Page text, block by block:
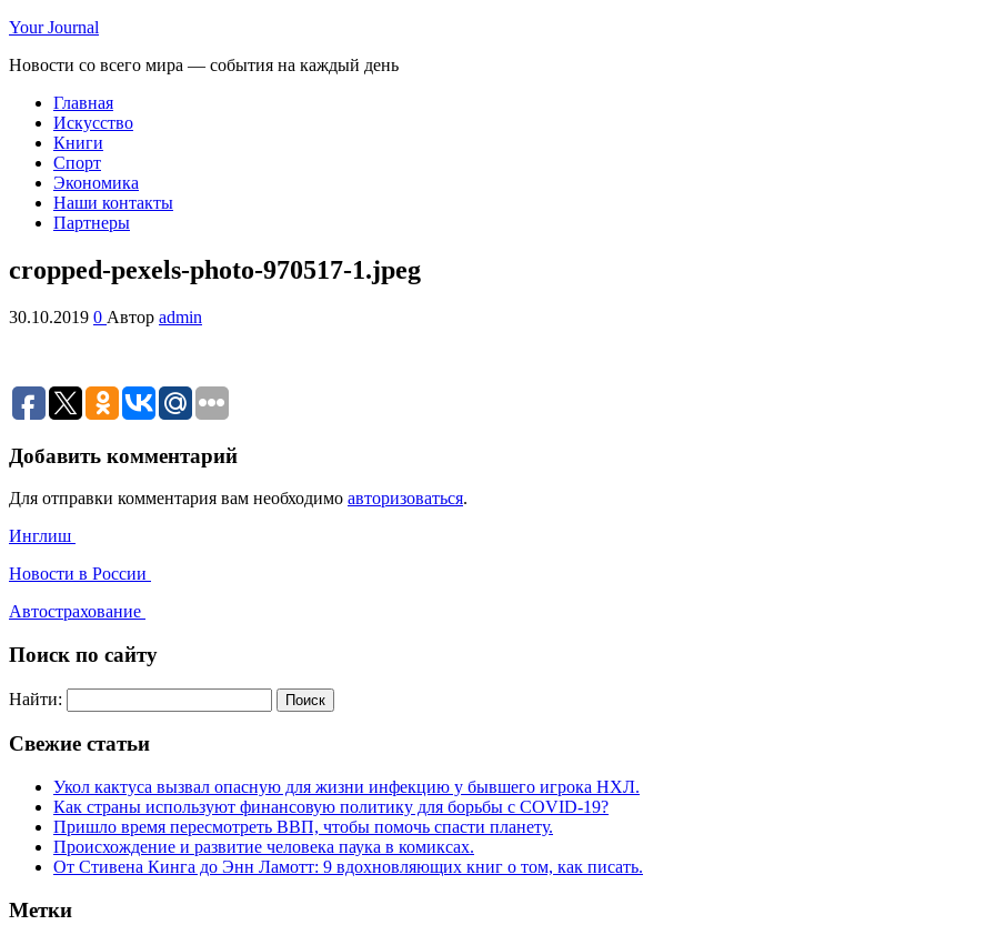
Your Journal
Новости со всего мира — события на каждый день
Главная
Искусство
Книги
Спорт
Экономика
Наши контакты
Партнеры
cropped-pexels-photo-970517-1.jpeg
30.10.2019 0 Автор admin
Добавить комментарий
Для отправки комментария вам необходимо авторизоваться.
Инглиш
Новости в России
Автострахование
Поиск по сайту
Найти:
Свежие статьи
Укол кактуса вызвал опасную для жизни инфекцию у бывшего игрока НХЛ.
Как страны используют финансовую политику для борьбы с COVID-19?
Пришло время пересмотреть ВВП, чтобы помочь спасти планету.
Происхождение и развитие человека паука в комиксах.
От Стивена Кинга до Энн Ламотт: 9 вдохновляющих книг о том, как писать.
Метки